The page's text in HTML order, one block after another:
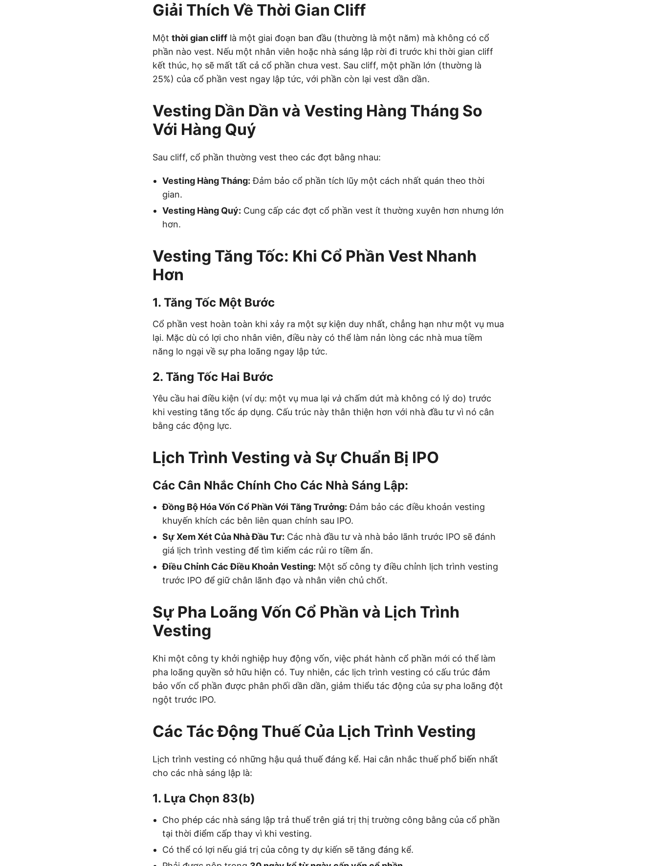
Giải Thích Về Thời Gian Cliff
Một thời gian cliff là một giai đoạn ban đầu (thường là một năm) mà không có cổ
phần nào vest. Nếu một nhân viên hoặc nhà sáng lập rời đi trước khi thời gian cliff
kết thúc, họ sẽ mất tất cả cổ phần chưa vest. Sau cliff, một phần lớn (thường là
25%) của cổ phần vest ngay lập tức, với phần còn lại vest dần dần.
Vesting Dần Dần và Vesting Hàng Tháng So
Với Hàng Quý
Sau cliff, cổ phần thường vest theo các đợt bằng nhau:
Vesting Hàng Tháng: Đảm bảo cổ phần tích lũy một cách nhất quán theo thời
gian.
Vesting Hàng Quý: Cung cấp các đợt cổ phần vest ít thường xuyên hơn nhưng lớn
hơn.
Vesting Tăng Tốc: Khi Cổ Phần Vest Nhanh
Hơn
1. Tăng Tốc Một Bước
Cổ phần vest hoàn toàn khi xảy ra một sự kiện duy nhất, chẳng hạn như một vụ mua
lại. Mặc dù có lợi cho nhân viên, điều này có thể làm nản lòng các nhà mua tiềm
năng lo ngại về sự pha loãng ngay lập tức.
2. Tăng Tốc Hai Bước
Yêu cầu hai điều kiện (ví dụ: một vụ mua lại và chấm dứt mà không có lý do) trước
khi vesting tăng tốc áp dụng. Cấu trúc này thân thiện hơn với nhà đầu tư vì nó cân
bằng các động lực.
Lịch Trình Vesting và Sự Chuẩn Bị IPO
Các Cân Nhắc Chính Cho Các Nhà Sáng Lập:
Đồng Bộ Hóa Vốn Cổ Phần Với Tăng Trưởng: Đảm bảo các điều khoản vesting
khuyến khích các bên liên quan chính sau IPO.
Sự Xem Xét Của Nhà Đầu Tư: Các nhà đầu tư và nhà bảo lãnh trước IPO sẽ đánh
giá lịch trình vesting để tìm kiếm các rủi ro tiềm ẩn.
Điều Chỉnh Các Điều Khoản Vesting: Một số công ty điều chỉnh lịch trình vesting
trước IPO để giữ chân lãnh đạo và nhân viên chủ chốt.
Sự Pha Loãng Vốn Cổ Phần và Lịch Trình
Vesting
Khi một công ty khởi nghiệp huy động vốn, việc phát hành cổ phần mới có thể làm
pha loãng quyền sở hữu hiện có. Tuy nhiên, các lịch trình vesting có cấu trúc đảm
bảo vốn cổ phần được phân phối dần dần, giảm thiểu tác động của sự pha loãng đột
ngột trước IPO.
Các Tác Động Thuế Của Lịch Trình Vesting
Lịch trình vesting có những hậu quả thuế đáng kể. Hai cân nhắc thuế phổ biến nhất
cho các nhà sáng lập là:
1. Lựa Chọn 83(b)
Cho phép các nhà sáng lập trả thuế trên giá trị thị trường công bằng của cổ phần
tại thời điểm cấp thay vì khi vesting.
Có thể có lợi nếu giá trị của công ty dự kiến sẽ tăng đáng kể.